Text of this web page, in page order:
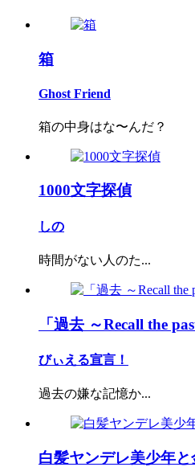
箱
Ghost Friend
箱の中身はな〜んだ？
1000文字探偵
しの
時間がない人のた...
「過去 ～Recall the
びぃえる宣言！
過去の嫌な記憶か...
白髪ヤンデレ美少年と